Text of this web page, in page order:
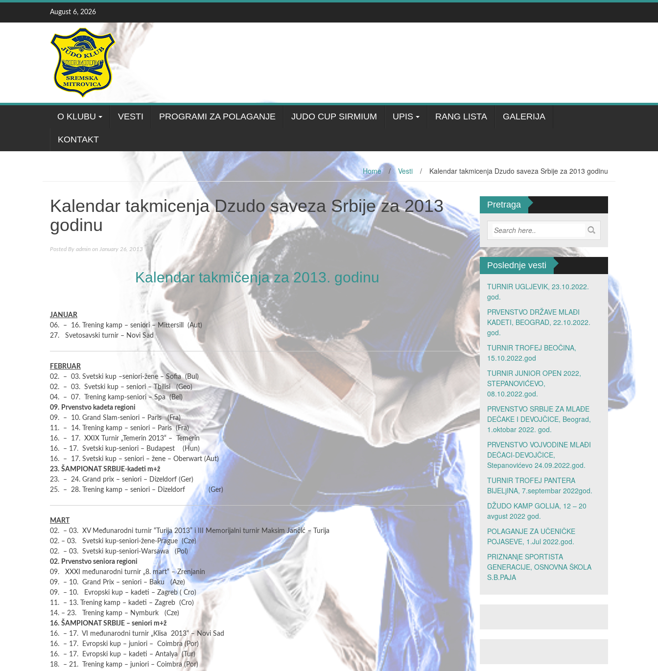
Skip
content
August 6, 2026
O KLUBU VESTI PROGRAMI ZA POLAGANJE JUDO CUP SIRMIUM UPIS RANG LISTA GALERIJA
KONTAKT
Home / Vesti / Kalendar takmicenja Dzudo saveza Srbije za 2013 godinu
Kalendar takmicenja Dzudo saveza Srbije za 2013
godinu
Posted By admin on January 26, 2013
Kalendar takmičenja za 2013. godinu
JANUAR
06. – 16. Trening kamp – seniori – Mittersill (Aut)
27. Svetosavski turnir – Novi Sad
FEBRUAR
02. – 03. Svetski kup –seniori-žene – Sofia (Bul)
02. – 03. Svetski kup – seniori – Tbilisi (Geo)
04. – 07. Trening kamp-seniori – Spa (Bel)
09. Prvenstvo kadeta regioni
09. – 10. Grand Slam-seniori – Paris (Fra)
11. – 14. Trening kamp – seniori – Paris (Fra)
16. – 17. XXIX Turnir „Temerin 2013“ – Temerin
16. – 17. Svetski kup-seniori – Budapest (Hun)
16. – 17. Svetski kup – seniori – žene – Oberwart (Aut)
23. ŠAMPIONAT SRBIJE-kadeti m+ž
23. – 24. Grand prix – seniori – Dizeldorf (Ger)
25. – 28. Trening kamp – seniori – Dizeldorf (Ger)
MART
02. – 03. XV Međunarodni turnir “Turija 2013” i III Memorijalni turnir Maksim Jančić – Turija
02. – 03. Svetski kup-seniori-žene-Prague (Cze)
02. – 03. Svetski kup-seniori-Warsawa (Pol)
02. Prvenstvo seniora regioni
09. XXXI međunarodni turnir „8. mart“ – Zrenjanin
09. – 10. Grand Prix – seniori – Baku (Aze)
09. – 10. Evropski kup – kadeti – Zagreb ( Cro)
11. – 13. Trening kamp – kadeti – Zagreb (Cro)
14. – 23. Trening kamp – Nymburk (Cze)
16. ŠAMPIONAT SRBIJE – seniori m+ž
16. – 17. VI međunarodni turnir „Klisa 2013“ – Novi Sad
16. – 17. Evropski kup – juniori – Coimbra (Por)
16. – 17. Evropski kup – kadeti – Antalya (Tur)
18. – 21. Trening kamp – juniori – Coimbra (Por)
Pretraga
Poslednje vesti
TURNIR UGLJEVIK, 23.10.2022.
god.
PRVENSTVO DRŽAVE MLAĐI
KADETI, BEOGRAD, 22.10.2022.
god.
TURNIR TROFEJ BEOČINA,
15.10.2022.god
TURNIR JUNIOR OPEN 2022,
STEPANOVIĆEVO,
08.10.2022.god.
PRVENSTVO SRBIJE ZA MLAĐE
DEČAKE I DEVOJČICE, Beograd,
1.oktobar 2022. god.
PRVENSTVO VOJVODINE MLAĐI
DEČACI-DEVOJČICE,
Stepanovićevo 24.09.2022.god.
TURNIR TROFEJ PANTERA
BIJELjINA, 7.septembar 2022god.
DŽUDO KAMP GOLIJA, 12 – 20
avgust 2022 god.
POLAGANJE ZA UČENIČKE
POJASEVE, 1.Jul 2022.god.
PRIZNANjE SPORTISTA
GENERACIJE, OSNOVNA ŠKOLA
S.B.PAJA